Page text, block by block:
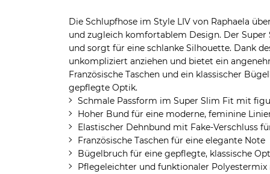
Die Schlupfhose im Style LIV von Raphaela
und zugleich komfortablem Design. Der
und sorgt für eine schlanke Silhouette. Dank
unkompliziert anziehen und bietet ein
Französische Taschen und ein klassischer
gepflegte Optik.
Schmale Passform im Super Slim Fit mit
Hoher Bund für eine moderne, feminine
Elastischer Dehnbund mit Fake‑Verschluss
Französische Taschen für eine elegante Note
Bügelbruch für eine gepflegte, klassische
Pflegeleichter und funktionaler